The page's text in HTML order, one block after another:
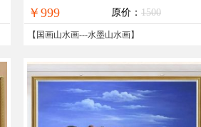
￥999 原价： 1500
【 国画山水画---水墨山水画】